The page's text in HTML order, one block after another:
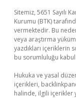
Sitemiz, 5651 Sayılı
Kurumu (BTK)
vermektedir. Bu
veya araştırma
yazdıkları içeriklerin
bu sorumluluğu kabul
Hukuka ve yasal
içerikleri,
halinde, ilgili içerikler